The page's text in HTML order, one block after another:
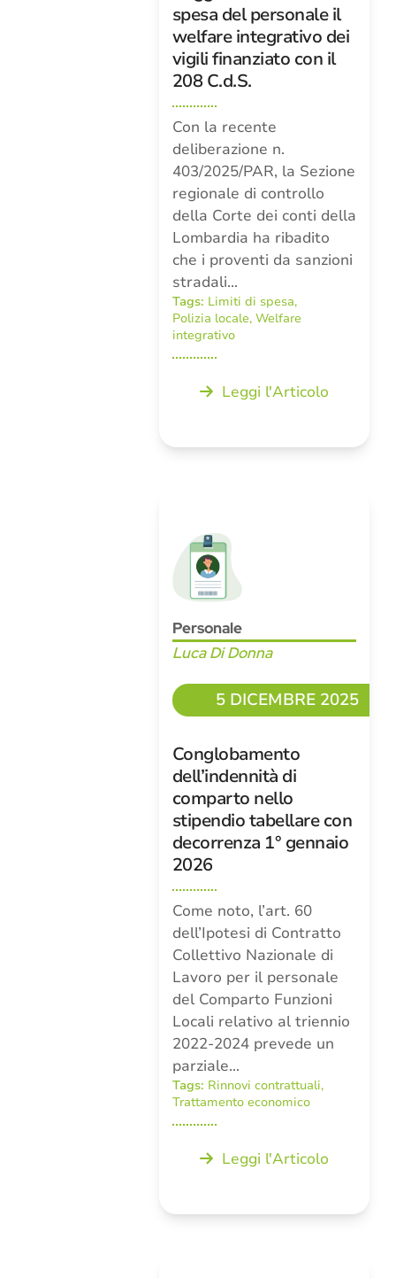
spesa del personale il
welfare integrativo dei
vigili finanziato con il
208 C.d.S.
Con la recente
deliberazione n.
403/2025/PAR, la Sezione
regionale di controllo
della Corte dei conti della
Lombardia ha ribadito
che i proventi da sanzioni
stradali…
Tags: Limiti di spesa,
Polizia locale, Welfare
integrativo
Leggi l'Articolo
Personale
Luca Di Donna
5 DICEMBRE 2025
Conglobamento
dell’indennità di
comparto nello
stipendio tabellare con
decorrenza 1° gennaio
2026
Come noto, l’art. 60
dell’Ipotesi di Contratto
Collettivo Nazionale di
Lavoro per il personale
del Comparto Funzioni
Locali relativo al triennio
2022-2024 prevede un
parziale…
Tags: Rinnovi contrattuali,
Trattamento economico
Leggi l'Articolo